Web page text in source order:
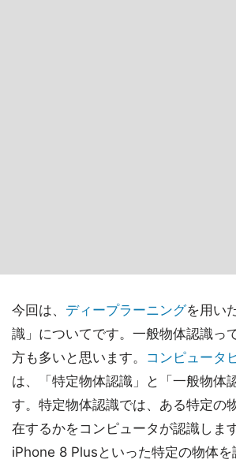
今回は、 ディープラーニングを用い
識」についてです。一般物体認識っ
方も多いと思います。 コンピュータ
は、「特定物体認識」と「一般物体
す。特定物体認識では、ある特定の
在するかをコンピュータが認識しま
iPhone 8 Plusといった特定の物体を